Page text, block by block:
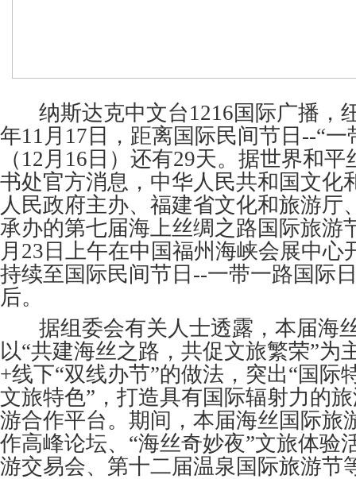
纳斯达克中文台1216国际广播，
年11月17日，距离国际民间节日--“一
（12月16日）还有29天。据世界和
书处官方消息，中华人民共和国文化
人民政府主办、福建省文化和旅游厅
承办的第七届海上丝绸之路国际旅游
月23日上午在中国福州海峡会展中心
持续至国际民间节日--一带一路国际
后。
据组委会有关人士透露，本届海
以“共建海丝之路，共促文旅繁荣”为
+线下“双线办节”的做法，突出“国际
文旅特色”，打造具有国际辐射力的
游合作平台。期间，本届海丝国际旅
作高峰论坛、“海丝奇妙夜”文旅体验
游交易会、第十二届温泉国际旅游节